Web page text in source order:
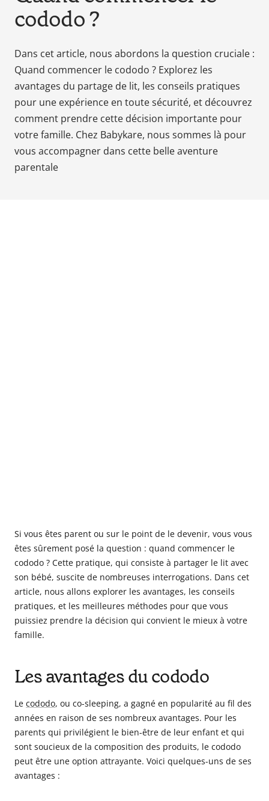
Babyphones,
et
ciel
de
lit
cododo ?
Dans cet article, nous abordons la question cruciale :
Quand commencer le cododo ? Explorez les
avantages du partage de lit, les conseils pratiques
pour une expérience en toute sécurité, et découvrez
comment prendre cette décision importante pour
votre famille. Chez Babykare, nous sommes là pour
vous accompagner dans cette belle aventure
parentale
Si vous êtes parent ou sur le point de le devenir, vous vous
êtes sûrement posé la question : quand commencer le
cododo ? Cette pratique, qui consiste à partager le lit avec
son bébé, suscite de nombreuses interrogations. Dans cet
article, nous allons explorer les avantages, les conseils
pratiques, et les meilleures méthodes pour que vous
puissiez prendre la décision qui convient le mieux à votre
famille.
Les avantages du cododo
Le cododo, ou co-sleeping, a gagné en popularité au fil des
années en raison de ses nombreux avantages. Pour les
parents qui privilégient le bien-être de leur enfant et qui
sont soucieux de la composition des produits, le cododo
peut être une option attrayante. Voici quelques-uns de ses
avantages :